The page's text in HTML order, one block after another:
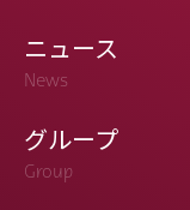
ニュース
News
グループ
Group